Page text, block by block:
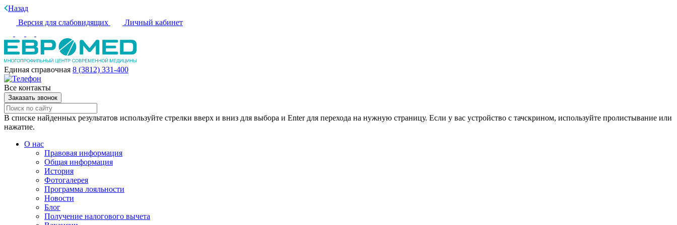
Назад
Версия для слабовидящих
Личный кабинет
Единая справочная 8 (3812) 331-400
Все контакты
Заказать звонок
В списке найденных результатов используйте стрелки вверх и вниз для выбора и Enter для перехода на нужную страницу. Если у вас устройство с тачскрином, используйте пролистывание или
нажатие.
О нас
Правовая информация
Общая информация
История
Фотогалерея
Программа лояльности
Новости
Блог
Получение налогового вычета